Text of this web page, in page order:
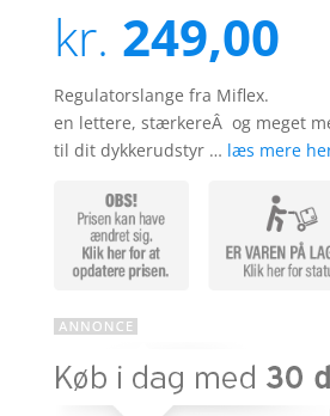
baseret på
kundebedøm
melser
kr. 249,00
Regulatorslange fra Miflex.
en lettere, stærkereÂ og meget
til dit dykkerudstyr … læs mere